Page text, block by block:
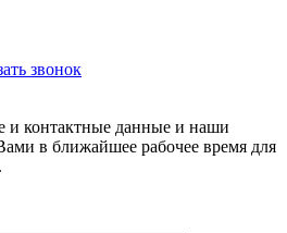
звонок
и контактные данные и наши
в ближайшее рабочее время для